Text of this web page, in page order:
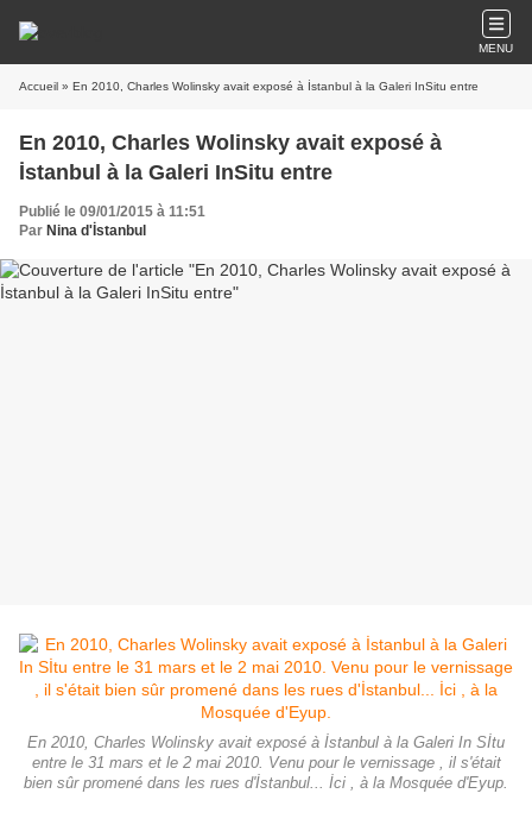
MENU
Accueil » En 2010, Charles Wolinsky avait exposé à İstanbul à la Galeri InSitu entre
En 2010, Charles Wolinsky avait exposé à
İstanbul à la Galeri InSitu entre
Publié le 09/01/2015 à 11:51
Par Nina d'İstanbul
En 2010, Charles Wolinsky avait exposé à İstanbul à la Galeri In Sİtu
entre le 31 mars et le 2 mai 2010. Venu pour le vernissage , il s'était
bien sûr promené dans les rues d'İstanbul... İci , à la Mosquée d'Eyup.